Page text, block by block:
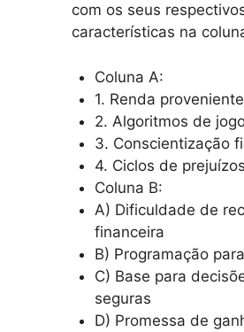
com os seus
características na
Coluna A:
1. Renda
2. Algoritmos de
3. Conscientização
4. Ciclos de prejuízos
Coluna B:
A) Dificuldade de
financeira
B) Programação
C) Base para
seguras
D) Promessa de